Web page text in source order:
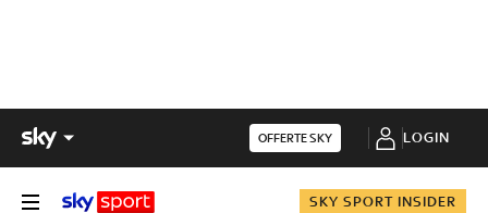
OFFERTE SKY LOGIN
SKY SPORT INSIDER